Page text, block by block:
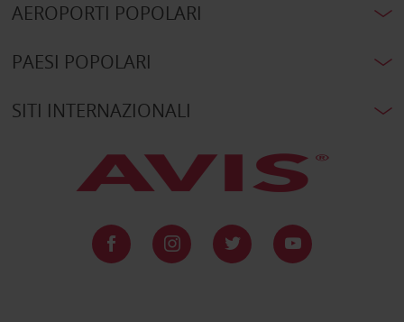
AEROPORTI POPOLARI
PAESI POPOLARI
SITI INTERNAZIONALI